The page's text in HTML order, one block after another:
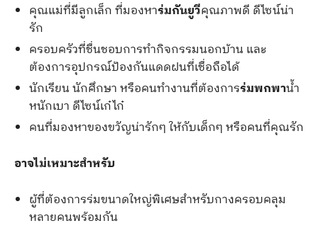
คุณแม่ที่มีลูกเล็ก ที่มองหาร่มกันยูวีคุณภาพดี ดีไซน์น่า
รัก
ครอบครัวที่ชื่นชอบการทำกิจกรรมนอกบ้าน และ
ต้องการอุปกรณ์ป้องกันแดดฝนที่เชื่อถือได้
นักเรียน นักศึกษา หรือคนทำงานที่ต้องการร่มพกพาน้ำ
หนักเบา ดีไซน์เก๋ไก๋
คนที่มองหาของขวัญน่ารักๆ ให้กับเด็กๆ หรือคนที่คุณรัก
อาจไม่เหมาะสำหรับ
ผู้ที่ต้องการร่มขนาดใหญ่พิเศษสำหรับกางครอบคลุม
หลายคนพร้อมกัน